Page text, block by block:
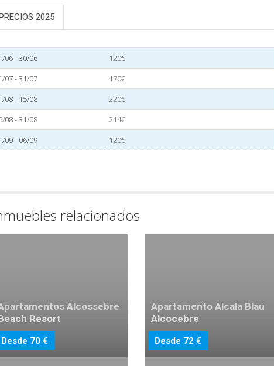
2025
06 - 30/06
120€
07 - 31/07
170€
08 - 15/08
220€
08 - 31/08
214€
09 - 06/09
120€
relacionados
Desde 70 €
Alcossebre
Resort
Desde 72 €
Apartamento Alcala Blau
Alcocebre